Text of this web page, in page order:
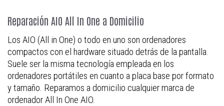
Reparación AIO All In One a Domicilio
Los AIO (All in One) o todo en uno son ordenadores
compactos con el hardware situado detrás de la pantalla.
Suele ser la misma tecnología empleada en los
ordenadores portátiles en cuanto a placa base por formato
y tamaño. Reparamos a domicilio cualquier marca de
ordenador All In One AIO.